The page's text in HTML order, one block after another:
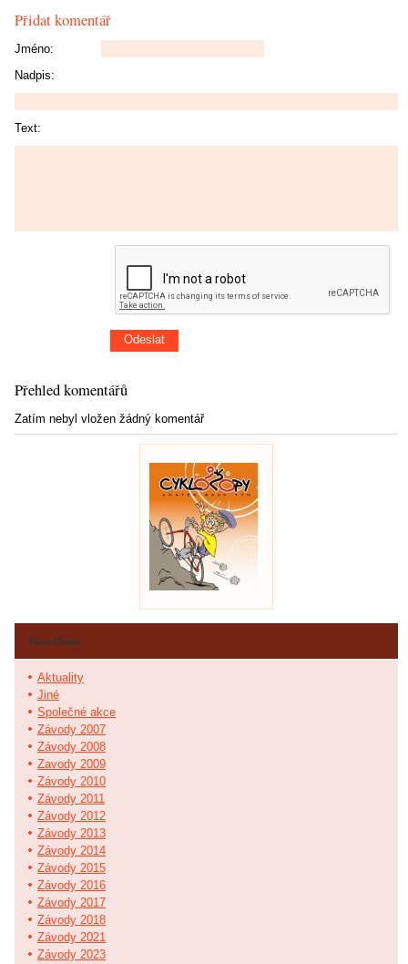
Přidat komentář
Jméno:
Nadpis:
Text:
Přehled komentářů
Zatím nebyl vložen žádný komentář
Fotoalbum
Aktuality
Jiné
Společné akce
Závody 2007
Závody 2008
Zavody 2009
Závody 2010
Závody 2011
Závody 2012
Závody 2013
Závody 2014
Závody 2015
Závody 2016
Závody 2017
Závody 2018
Závody 2021
Závody 2023